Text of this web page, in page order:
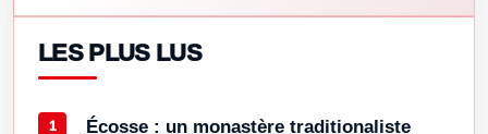
LES PLUS LUS
Écosse : un monastère traditionaliste